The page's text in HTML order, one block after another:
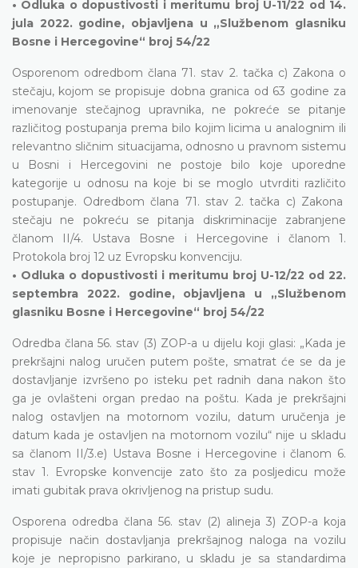
• Odluka o dopustivosti i meritumu broj U-11/22 od 14.
jula 2022. godine, objavljena u „Službenom glasniku
Bosne i Hercegovine“ broj 54/22
Osporenom odredbom člana 71. stav 2. tačka c) Zakona o
stečaju, kojom se propisuje dobna granica od 63 godine za
imenovanje stečajnog upravnika, ne pokreće se pitanje
različitog postupanja prema bilo kojim licima u analognim ili
relevantno sličnim situacijama, odnosno u pravnom sistemu
u Bosni i Hercegovini ne postoje bilo koje uporedne
kategorije u odnosu na koje bi se moglo utvrditi različito
postupanje. Odredbom člana 71. stav 2. tačka c) Zakona
stečaju ne pokreću se pitanja diskriminacije zabranjene
članom II/4. Ustava Bosne i Hercegovine i članom 1.
Protokola broj 12 uz Evropsku konvenciju.
• Odluka o dopustivosti i meritumu broj U-12/22 od 22.
septembra 2022. godine, objavljena u „Službenom
glasniku Bosne i Hercegovine“ broj 54/22
Odredba člana 56. stav (3) ZOP-a u dijelu koji glasi: „Kada je
prekršajni nalog uručen putem pošte, smatrat će se da je
dostavljanje izvršeno po isteku pet radnih dana nakon što
ga je ovlašteni organ predao na poštu. Kada je prekršajni
nalog ostavljen na motornom vozilu, datum uručenja je
datum kada je ostavljen na motornom vozilu“ nije u skladu
sa članom II/3.e) Ustava Bosne i Hercegovine i članom 6.
stav 1. Evropske konvencije zato što za posljedicu može
imati gubitak prava okrivljenog na pristup sudu.
Osporena odredba člana 56. stav (2) alineja 3) ZOP-a koja
propisuje način dostavljanja prekršajnog naloga na vozilu
koje je nepropisno parkirano, u skladu je sa standardima